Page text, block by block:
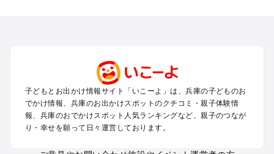
淡路島のプールお出かけ
城崎・豊岡・竹野のプールお出かけ
神鍋・養父・和田山・鉢伏のプールお出かけ
香住・湯村・浜坂のプールお出かけ
子どもとお出かけ情報サイト「いこーよ」は、兵庫の子どものお
でかけ情報、兵庫のお出かけスポットのクチコミ・親子体験情
報、兵庫のおでかけスポット人気ランキングなど、親子のつなが
り・幸せを願って日々運営しております。